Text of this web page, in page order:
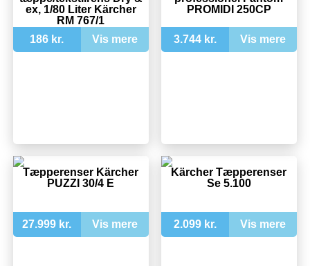
ex, 1/80 Liter Kärcher
RM 767/1
186 kr.
Vis mere
PROMIDI 250CP
3.744 kr. Vis mere
Tæpperenser Kärcher
PUZZI 30/4 E
27.999 kr. Vis mere
Kärcher Tæpperenser
Se 5.100
2.099 kr. Vis mere